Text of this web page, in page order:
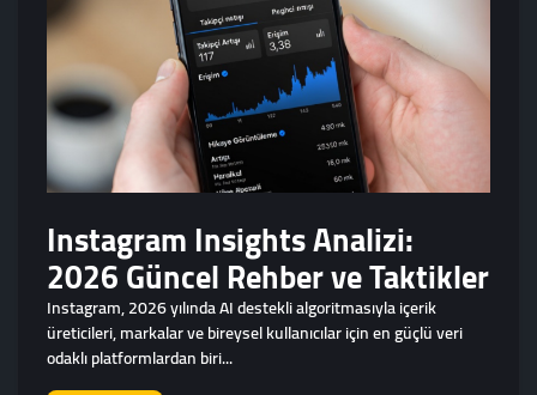
Instagram Insights Analizi:
2026 Güncel Rehber ve Taktikler
Instagram, 2026 yılında AI destekli algoritmasıyla içerik
üreticileri, markalar ve bireysel kullanıcılar için en güçlü veri
odaklı platformlardan biri...